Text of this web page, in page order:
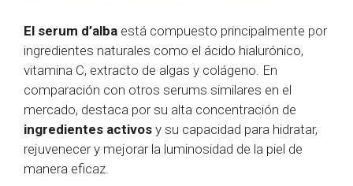
El serum d’alba está compuesto principalmente por
ingredientes naturales como el ácido hialurónico,
vitamina C, extracto de algas y colágeno. En
comparación con otros serums similares en el
mercado, destaca por su alta concentración de
ingredientes activos y su capacidad para hidratar,
rejuvenecer y mejorar la luminosidad de la piel de
manera eficaz.